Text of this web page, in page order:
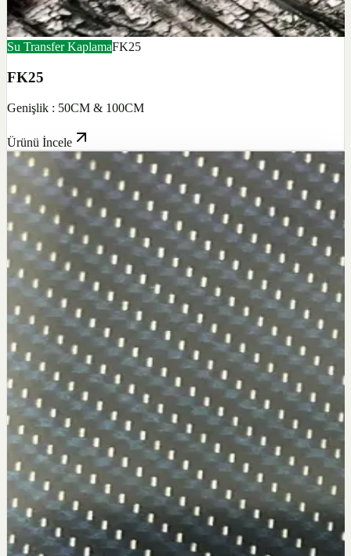
Su Transfer KaplamaFK25
FK25
Genişlik : 50CM & 100CM
Ürünü İncele